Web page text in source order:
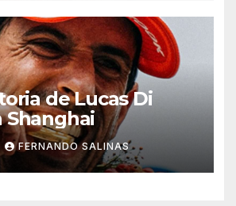
de Lucas Di
Shanghai
FERNANDO SALINAS